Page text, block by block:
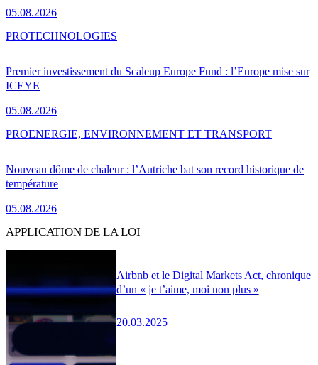
05.08.2026
Premier investissement du Scaleup Europe Fund : l’Europe mise sur
ICEYE
05.08.2026
PROTECHNOLOGIES
Nouveau dôme de chaleur : l’Autriche bat son record historique de
température
05.08.2026
PROENERGIE, ENVIRONNEMENT ET TRANSPORT
APPLICATION DE LA LOI
Airbnb et le Digital Markets Act, chronique
d’un « je t’aime, moi non plus »
20.03.2025